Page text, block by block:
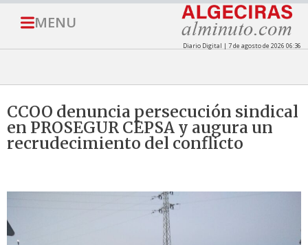
MENU
Diario Digital | 7 de agosto de 2026 06:36
CCOO denuncia persecución sindical
en PROSEGUR CEPSA y augura un
recrudecimiento del conflicto